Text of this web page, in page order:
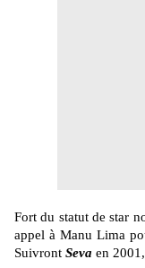
Fort du statut de star
appel à Manu Lima
Suivront Seva en